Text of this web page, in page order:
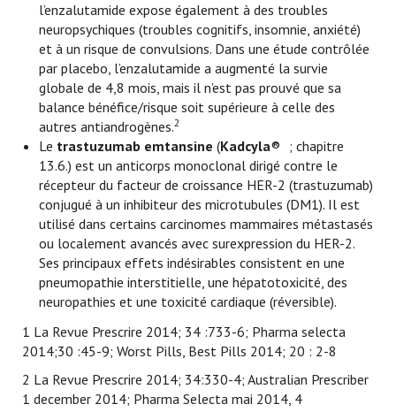
l’enzalutamide expose également à des troubles
neuropsychiques (troubles cognitifs, insomnie, anxiété)
et à un risque de convulsions. Dans une étude contrôlée
par placebo, l’enzalutamide a augmenté la survie
globale de 4,8 mois, mais il n’est pas prouvé que sa
balance bénéfice/risque soit supérieure à celle des
autres antiandrogènes.2
Le trastuzumab emtansine (Kadcyla® ; chapitre
13.6.) est un anticorps monoclonal dirigé contre le
récepteur du facteur de croissance HER-2 (trastuzumab)
conjugué à un inhibiteur des microtubules (DM1). Il est
utilisé dans certains carcinomes mammaires métastasés
ou localement avancés avec surexpression du HER-2.
Ses principaux effets indésirables consistent en une
pneumopathie interstitielle, une hépatotoxicité, des
neuropathies et une toxicité cardiaque (réversible).
1 La Revue Prescrire 2014; 34 :733-6; Pharma selecta
2014;30 :45-9; Worst Pills, Best Pills 2014; 20 : 2-8
2 La Revue Prescrire 2014; 34:330-4; Australian Prescriber
1 december 2014; Pharma Selecta mai 2014, 4